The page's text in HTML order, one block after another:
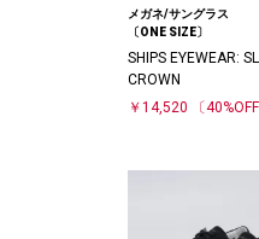
メガネ/サングラス
〔ONE SIZE〕
SHIPS EYEWEAR:
CROWN
￥14,520
〔40%OFF